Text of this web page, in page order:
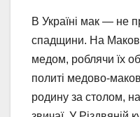
В Україні мак — не
спадщини. На
медом, роблячи їх
политі медово-
родину за столом,